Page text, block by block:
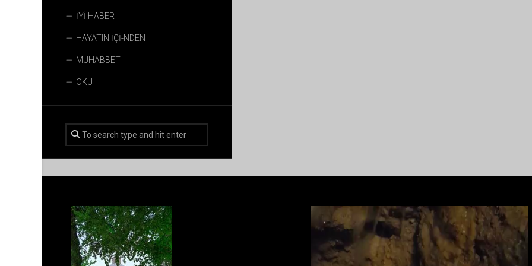
İYİ HABER
HAYATIN İÇİ-NDEN
MUHABBET
OKU
oynatıcı